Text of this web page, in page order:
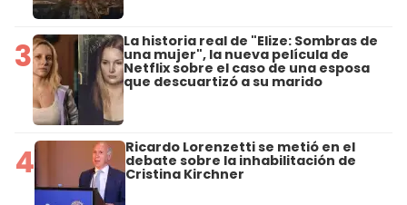
3 La historia real de "Elize: Sombras de
una mujer", la nueva película de
Netflix sobre el caso de una esposa
que descuartizó a su marido
4 Ricardo Lorenzetti se metió en el
debate sobre la inhabilitación de
Cristina Kirchner